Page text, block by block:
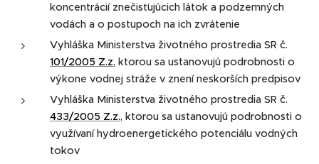
koncentrácií znečisťujúcich látok a podzemných
vodách a o postupoch na ich zvrátenie
Vyhláška Ministerstva životného prostredia SR č.
101/2005 Z.z. ktorou sa ustanovujú podrobnosti o
výkone vodnej stráže v znení neskorších predpisov
Vyhláška Ministerstva životného prostredia SR č.
433/2005 Z.z., ktorou sa ustanovujú podrobnosti o
využívaní hydroenergetického potenciálu vodných
tokov